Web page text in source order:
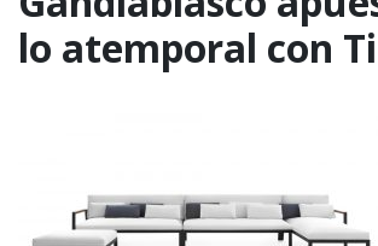
lo atemporal con